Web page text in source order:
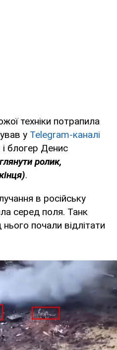
техніки потрапила
у Telegram-каналі
і блогер Денис
ролик,
.
в російську
серед поля. Танк
почали відлітати